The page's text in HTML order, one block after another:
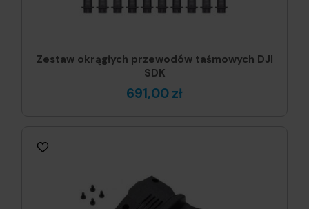
Zestaw okrągłych przewodów taśmowych DJI
SDK
691,00 zł